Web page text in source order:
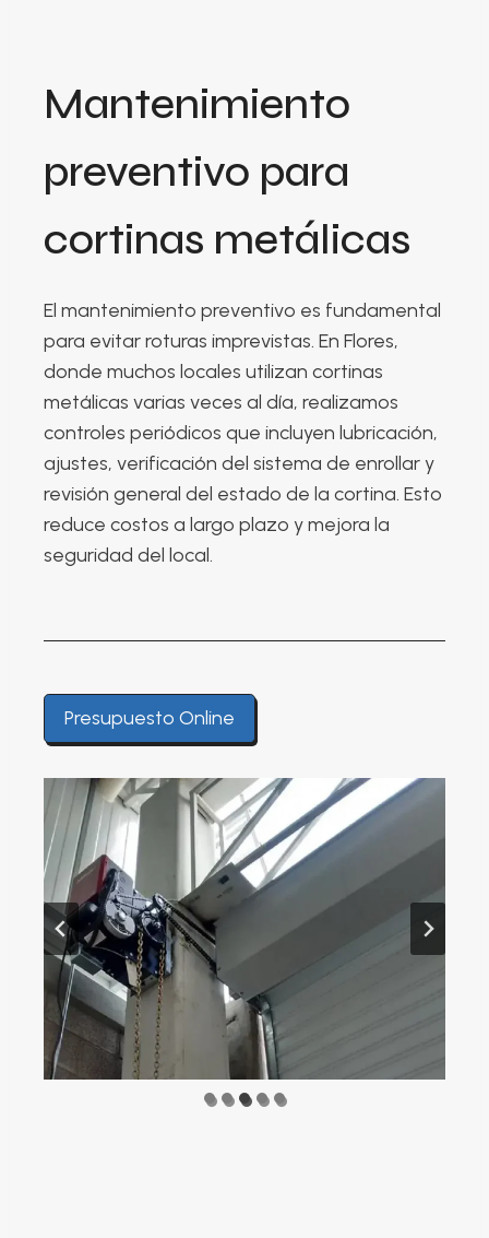
Mantenimiento
preventivo para
cortinas metálicas
El mantenimiento preventivo es fundamental
para evitar roturas imprevistas. En Flores,
donde muchos locales utilizan cortinas
metálicas varias veces al día, realizamos
controles periódicos que incluyen lubricación,
ajustes, verificación del sistema de enrollar y
revisión general del estado de la cortina. Esto
reduce costos a largo plazo y mejora la
seguridad del local.
Presupuesto Online